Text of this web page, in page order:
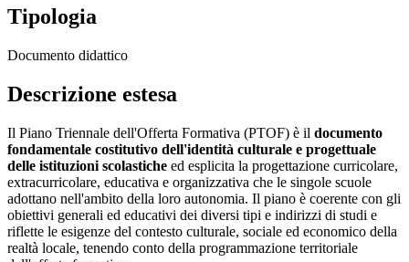
Tipologia
Documento didattico
Descrizione estesa
Il Piano Triennale dell'Offerta Formativa (PTOF) è il documento
fondamentale costitutivo dell'identità culturale e progettuale
delle istituzioni scolastiche ed esplicita la progettazione curricolare,
extracurricolare, educativa e organizzativa che le singole scuole
adottano nell'ambito della loro autonomia. Il piano è coerente con gli
obiettivi generali ed educativi dei diversi tipi e indirizzi di studi e
riflette le esigenze del contesto culturale, sociale ed economico della
realtà locale, tenendo conto della programmazione territoriale